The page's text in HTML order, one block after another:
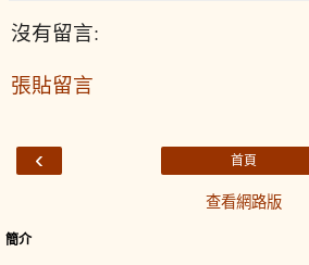
沒有留言:
張貼留言
‹ 首頁
查看網路版
簡介